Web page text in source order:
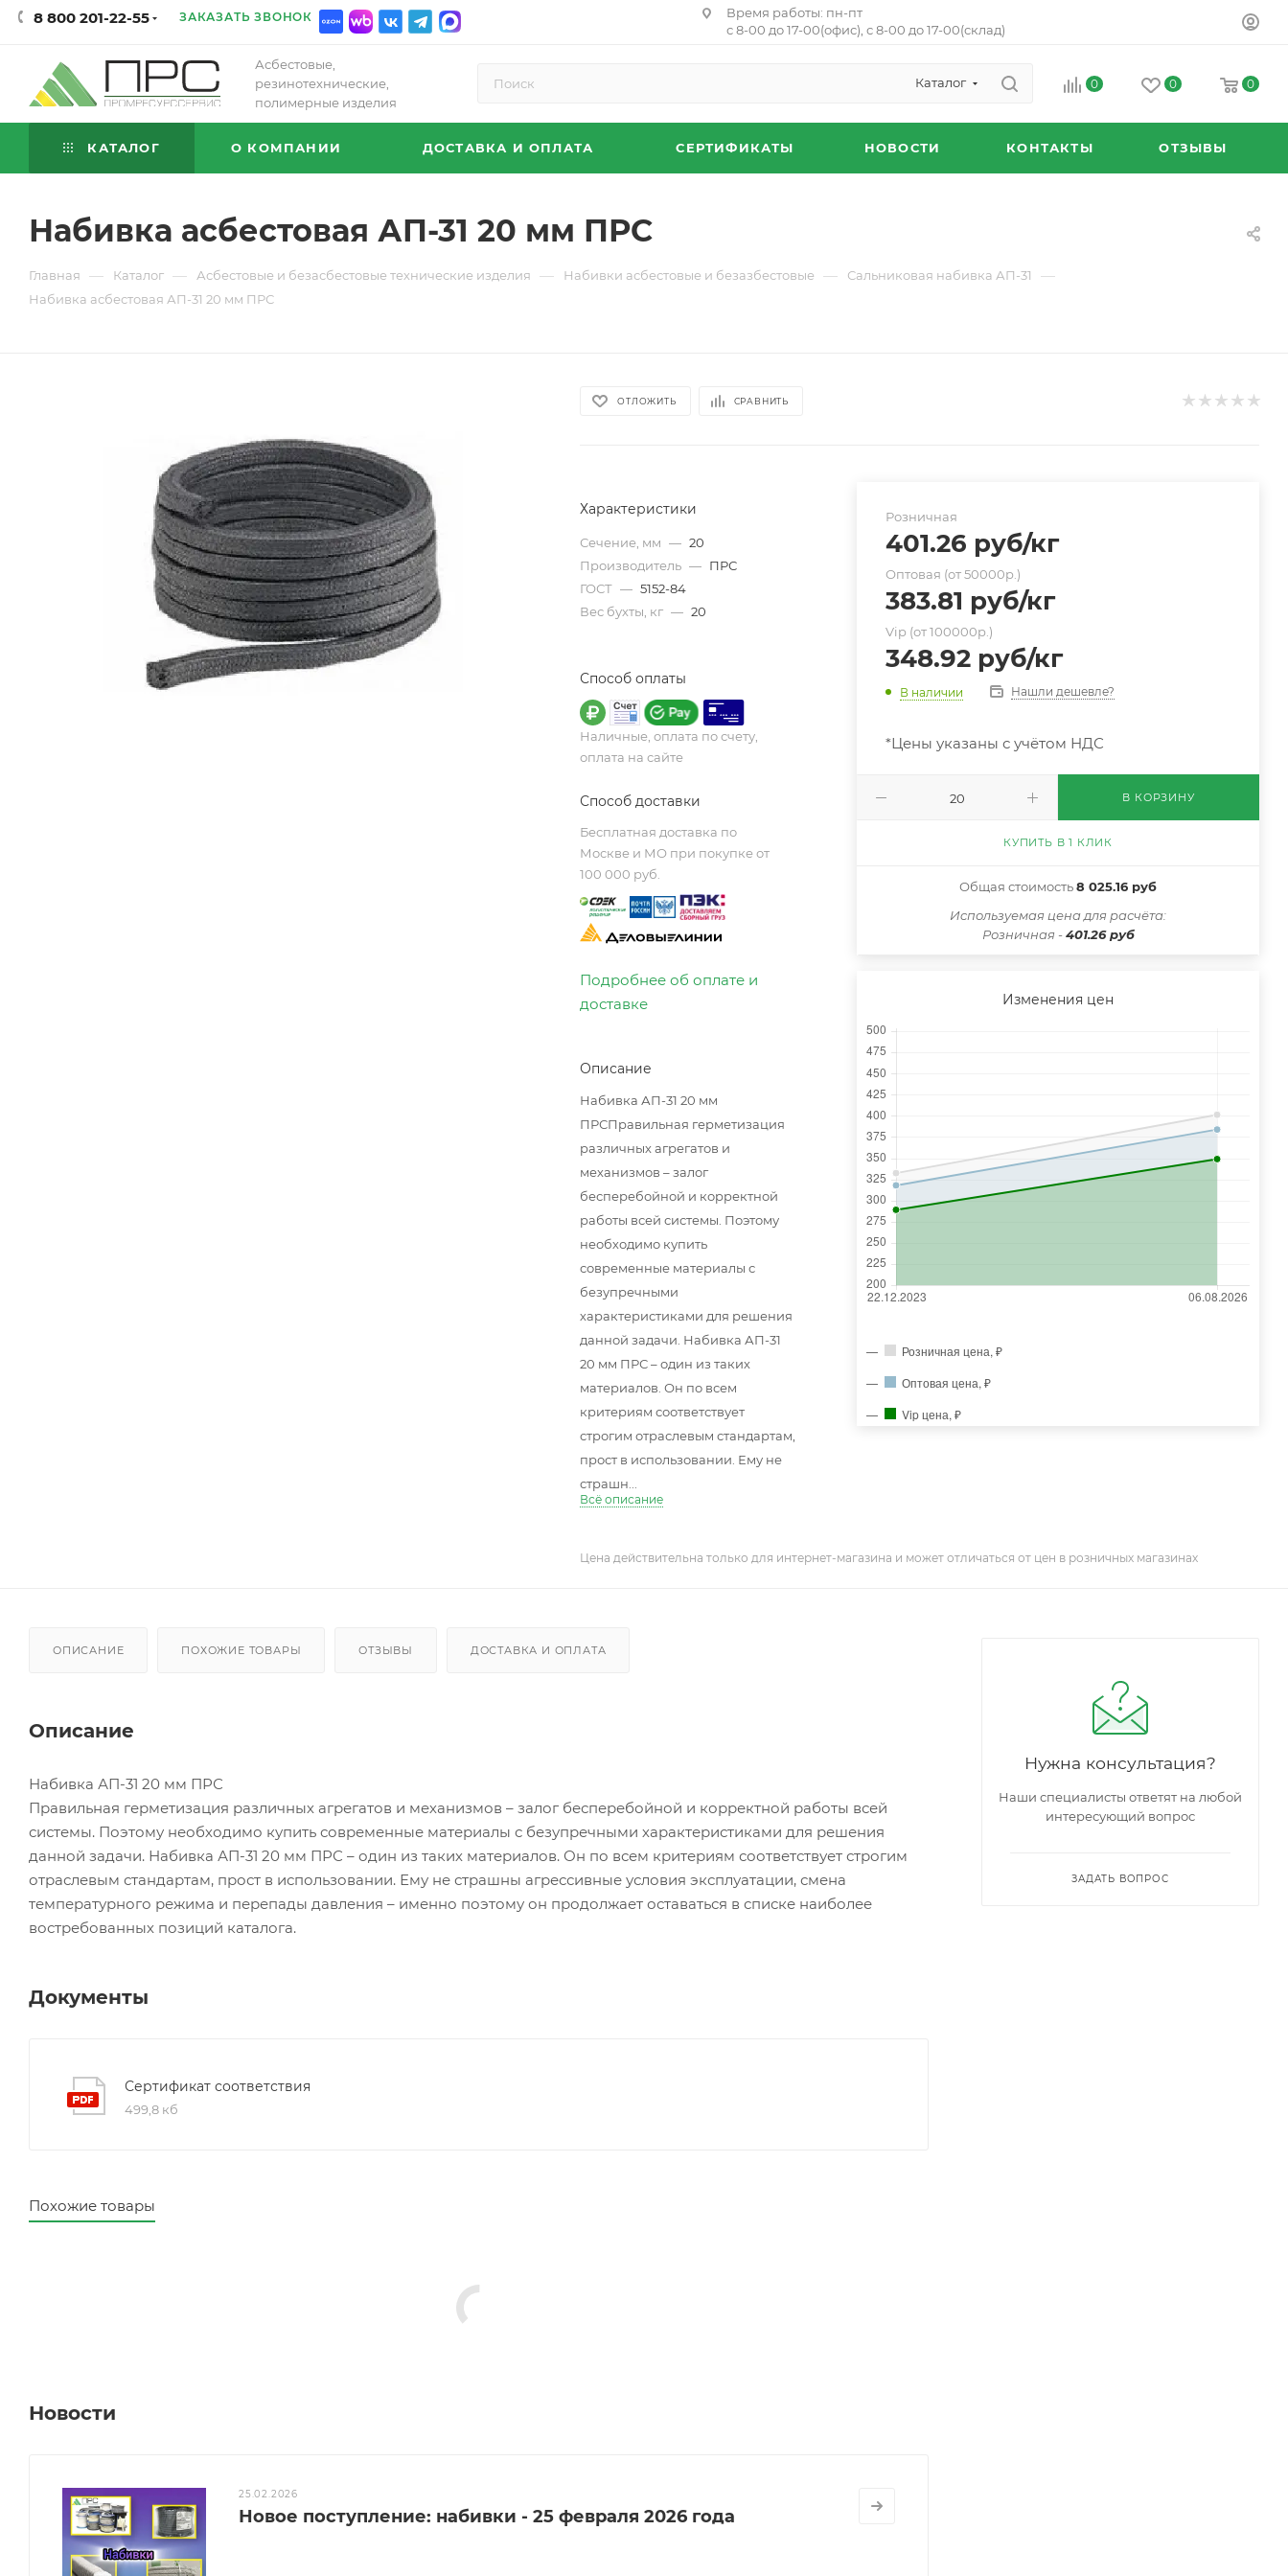
8 800 201-22-55 ЗАКАЗАТЬ ЗВОНОК
Время работы: пн-пт
с 8-00 до 17-00(офис), с 8-00 до 17-00(склад)
Асбестовые,
резинотехнические,
полимерные изделия
Каталог 0 0 0
КАТАЛОГ О КОМПАНИИ ДОСТАВКА И ОПЛАТА СЕРТИФИКАТЫ НОВОСТИ КОНТАКТЫ ОТЗЫВЫ
Набивка асбестовая АП-31 20 мм ПРС
Главная — Каталог — Асбестовые и безасбестовые технические изделия — Набивки асбестовые и безазбестовые — Сальниковая набивка АП-31 —
Набивка асбестовая АП-31 20 мм ПРС
ОТЛОЖИТЬ СРАВНИТЬ
Характеристики
Сечение, мм — 20
Производитель — ПРС
ГОСТ — 5152-84
Вес бухты, кг — 20
Способ оплаты
Наличные, оплата по счету,
оплата на сайте
Способ доставки
Бесплатная доставка по
Москве и МО при покупке от
100 000 руб.
Подробнее об оплате и
доставке
Описание
Набивка АП-31 20 мм
ПРСПравильная герметизация
различных агрегатов и
механизмов – залог
бесперебойной и корректной
работы всей системы. Поэтому
необходимо купить
современные материалы с
безупречными
характеристиками для решения
данной задачи. Набивка АП-31
20 мм ПРС – один из таких
материалов. Он по всем
критериям соответствует
строгим отраслевым стандартам,
прост в использовании. Ему не
страшн...
Всё описание
Розничная
401.26 руб/кг
Оптовая (от 50000р.)
383.81 руб/кг
Vip (от 100000р.)
348.92 руб/кг
В наличии Нашли дешевле?
*Цены указаны с учётом НДС
В КОРЗИНУ
КУПИТЬ В 1 КЛИК
Общая стоимость8 025.16 руб
Иcпользуемая цена для расчёта:
Розничная -401.26 руб
Изменения цен
Розничная цена, ₽
Оптовая цена, ₽
Vip цена, ₽
Цена действительна только для интернет-магазина и может отличаться от цен в розничных магазинах
ОПИСАНИЕ ПОХОЖИЕ ТОВАРЫ ОТЗЫВЫ ДОСТАВКА И ОПЛАТА
Описание
Набивка АП-31 20 мм ПРС
Правильная герметизация различных агрегатов и механизмов – залог бесперебойной и корректной работы всей
системы. Поэтому необходимо купить современные материалы с безупречными характеристиками для решения
данной задачи. Набивка АП-31 20 мм ПРС – один из таких материалов. Он по всем критериям соответствует строгим
отраслевым стандартам, прост в использовании. Ему не страшны агрессивные условия эксплуатации, смена
температурного режима и перепады давления – именно поэтому он продолжает оставаться в списке наиболее
востребованных позиций каталога.
Документы
Сертификат соответствия
499,8 кб
Похожие товары
Новости
25.02.2026
Новое поступление: набивки - 25 февраля 2026 года
Нужна консультация?
Наши специалисты ответят на любой
интересующий вопрос
ЗАДАТЬ ВОПРОС